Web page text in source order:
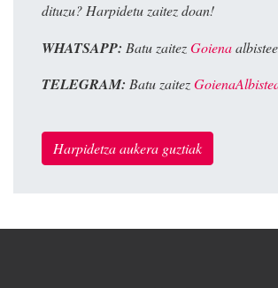
dituzu? Harpidetu zaitez doan!
WHATSAPP: Batu zaitezGoiena
TELEGRAM: Batu zaitez
Harpidetza aukera guztiak